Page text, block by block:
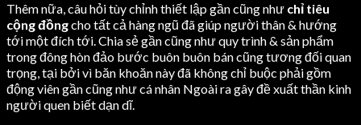
Thêm nữa, câu hỏi tùy chỉnh thiết lập gần cũng như chỉ tiêu
cộng đồngcho tất cả hàng ngũ đã giúp người thân & hướng
tới một đích tới. Chia sẻ gần cũng như quy trình & sản phẩm
trong đông hòn đảo bước buôn buôn bán cũng tương đối quan
trọng, tại bởi vì băn khoăn này đã không chỉ buộc phải gồm
động viên gần cũng như cá nhân Ngoài ra gây đề xuất thần kinh
người quen biết dạn dĩ.